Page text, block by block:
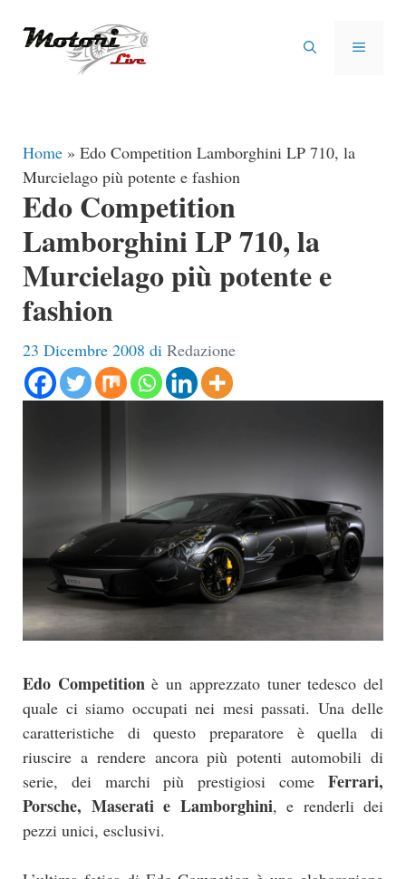
MENU
Home » Edo Competition Lamborghini LP 710, la
Murcielago più potente e fashion
Edo Competition
Lamborghini LP 710, la
Murcielago più potente e
fashion
23 Dicembre 2008 di Redazione
Edo Competitionè un apprezzato tuner tedesco del
quale ci siamo occupati nei mesi passati. Una delle
caratteristiche di questo preparatore è quella di
riuscire a rendere ancora più potenti automobili di
serie, dei marchi più prestigiosi come Ferrari,
Porsche, Maserati e Lamborghini, e renderli dei
pezzi unici, esclusivi.